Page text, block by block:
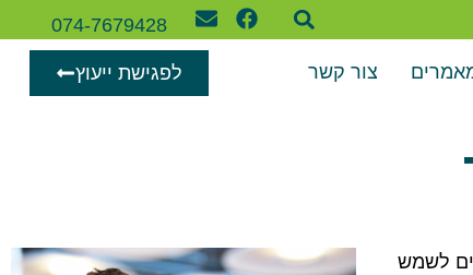
074-7679428
צור קשר לפגישת ייעוץ
לשמש